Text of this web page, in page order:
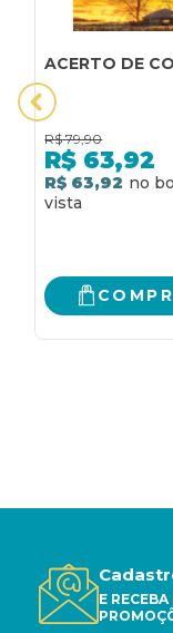
ACERTO DE
R$ 79,90
R$ 63,92
R$ 63,92
E